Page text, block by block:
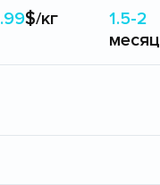
$/кг
1.5-2
месяц